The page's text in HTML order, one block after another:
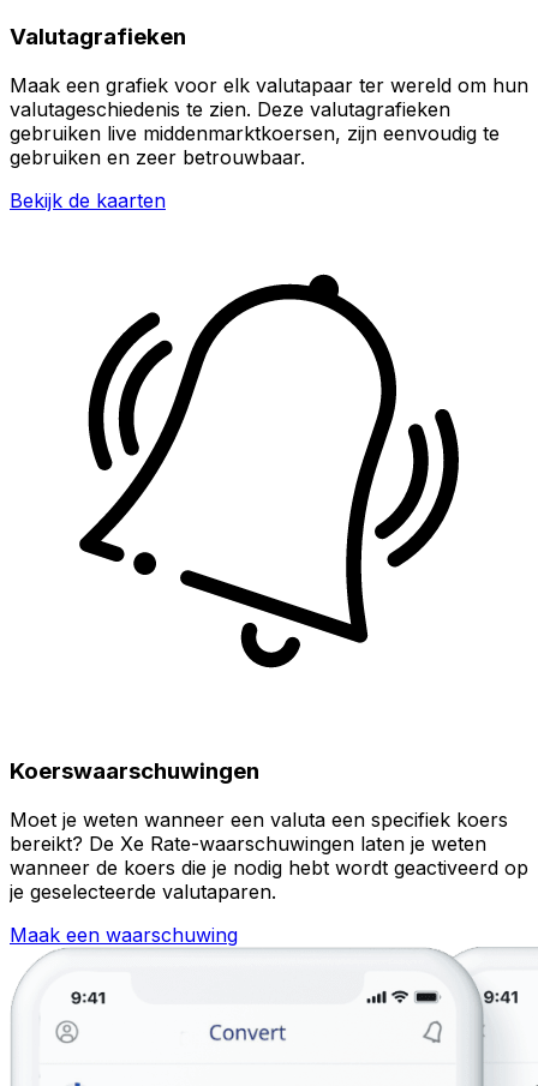
Valutagrafieken
Maak een grafiek voor elk valutapaar ter wereld om hun
valutageschiedenis te zien. Deze valutagrafieken
gebruiken live middenmarktkoersen, zijn eenvoudig te
gebruiken en zeer betrouwbaar.
Bekijk de kaarten
Koerswaarschuwingen
Moet je weten wanneer een valuta een specifiek koers
bereikt? De Xe Rate-waarschuwingen laten je weten
wanneer de koers die je nodig hebt wordt geactiveerd op
je geselecteerde valutaparen.
Maak een waarschuwing